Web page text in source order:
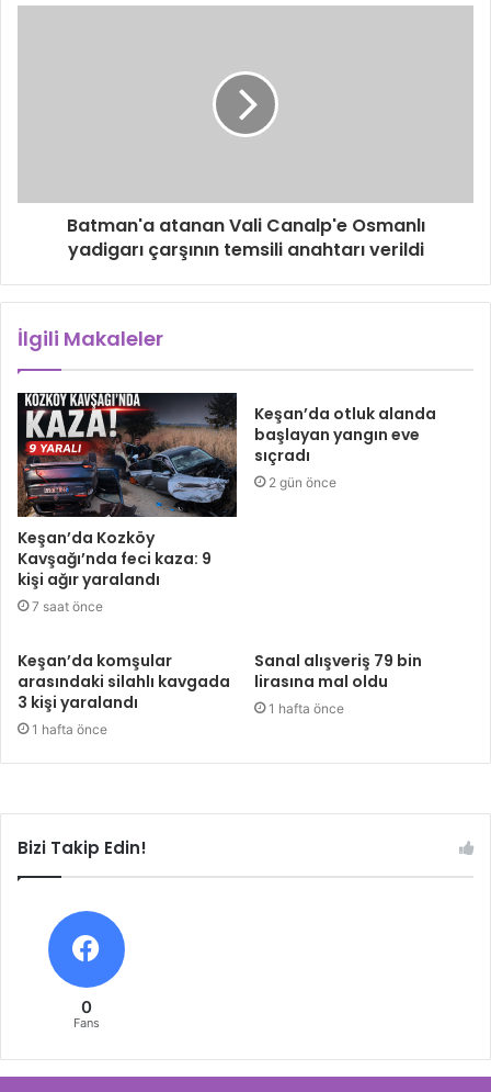
Batman'a atanan Vali Canalp'e Osmanlı
yadigarı çarşının temsili anahtarı verildi
İlgili Makaleler
Keşan’da Kozköy
Kavşağı’nda feci kaza: 9
kişi ağır yaralandı
7 saat önce
Keşan’da otluk alanda
başlayan yangın eve
sıçradı
2 gün önce
Keşan’da komşular
arasındaki silahlı kavgada
3 kişi yaralandı
1 hafta önce
Sanal alışveriş 79 bin
lirasına mal oldu
1 hafta önce
Bizi Takip Edin!
0
Fans